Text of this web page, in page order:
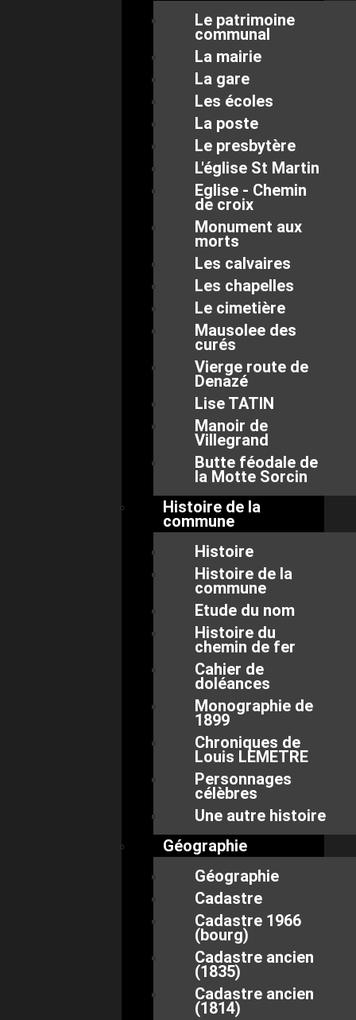
Le patrimoine
communal
La mairie
La gare
Les écoles
La poste
Le presbytère
L'église St Martin
Eglise - Chemin
de croix
Monument aux
morts
Les calvaires
Les chapelles
Le cimetière
Mausolee des
curés
Vierge route de
Denazé
Lise TATIN
Manoir de
Villegrand
Butte féodale de
la Motte Sorcin
Histoire de la
commune
Histoire
Histoire de la
commune
Etude du nom
Histoire du
chemin de fer
Cahier de
doléances
Monographie de
1899
Chroniques de
Louis LEMETRE
Personnages
célèbres
Une autre histoire
Géographie
Géographie
Cadastre
Cadastre 1966
(bourg)
Cadastre ancien
(1835)
Cadastre ancien
(1814)